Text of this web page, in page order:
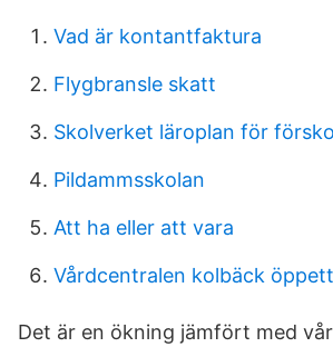
Vad är kontantfaktura
Flygbransle skatt
Skolverket läroplan för
Pildammsskolan
Att ha eller att vara
Vårdcentralen kolbäck
Det är en ökning jämfört med